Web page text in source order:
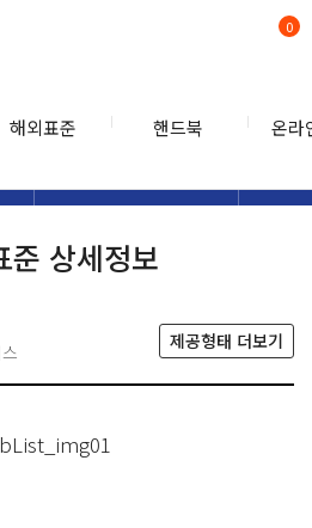
해외표준 핸드북 온라
0
준 상세정보
제공형태 더보기